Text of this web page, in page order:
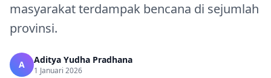
masyarakat terdampak bencana di sejumlah
provinsi.
A Aditya Yudha Pradhana
1 Januari 2026